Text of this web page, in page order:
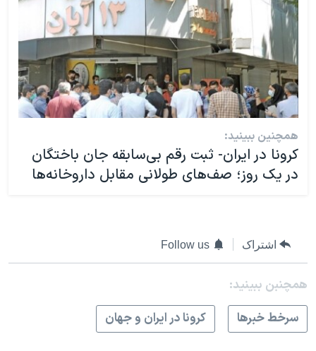
همچنین ببینید:
کرونا در ایران- ثبت رقم بی‌سابقه جان باختگان
در یک روز؛ صف‌های طولانی مقابل داروخانه‌ها
اشتراک Follow us
همچنبن ببینید:
سرخط خبرها
کرونا در ایران و جهان